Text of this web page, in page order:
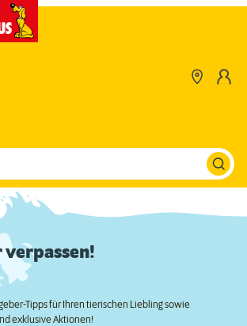
verpassen!
Tipps für Ihren tierischen Liebling sowie
exklusive Aktionen!